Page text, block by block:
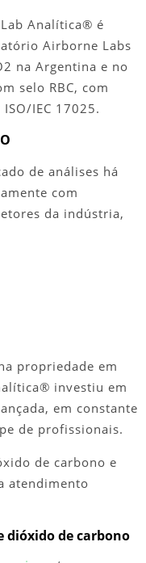
Analítica® é
Airborne Labs
na Argentina e no
selo RBC, com
IEC 17025.
de análises há
com
da indústria,
propriedade em
investiu em
em constante
de profissionais.
de carbono e
atendimento
dióxido de carbono